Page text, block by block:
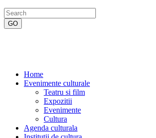
Home
Evenimente culturale
Teatru si film
Expozitii
Evenimente
Cultura
Agenda culturala